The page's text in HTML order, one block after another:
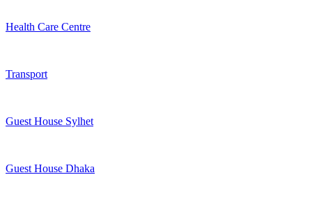
Health Care Centre
Transport
Guest House Sylhet
Guest House Dhaka